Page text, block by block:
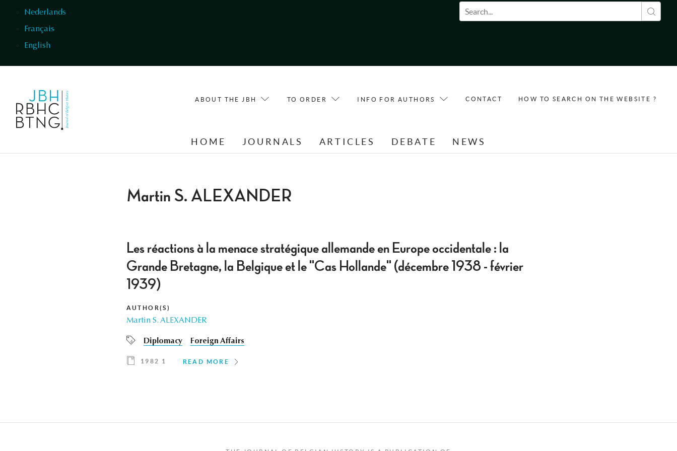
Nederlands
Français
English
Search form
ABOUT THE JBH TO ORDER INFO FOR AUTHORS CONTACT HOW TO SEARCH ON THE WEBSITE ?
HOME JOURNALS ARTICLES DEBATE NEWS
Martin S. ALEXANDER
Les réactions à la menace stratégique allemande en Europe occidentale : la
Grande Bretagne, la Belgique et le "Cas Hollande" (décembre 1938 - février
1939)
AUTHOR(S)
Martin S. ALEXANDER
Diplomacy Foreign Affairs
1982 1 READ MORE